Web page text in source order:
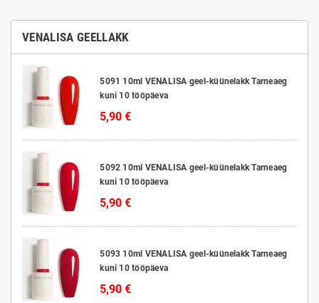
VENALISA GEELLAKK
5091 10ml VENALISA geel-küünelakk Tarneaeg
kuni 10 tööpäeva
5,90 €
5092 10ml VENALISA geel-küünelakk Tarneaeg
kuni 10 tööpäeva
5,90 €
5093 10ml VENALISA geel-küünelakk Tarneaeg
kuni 10 tööpäeva
5,90 €